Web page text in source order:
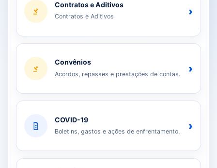
Contratos e Aditivos
Contratos e Aditivos ›
Convênios
Acordos, repasses e prestações de contas. ›
COVID-19
Boletins, gastos e ações de enfrentamento. ›